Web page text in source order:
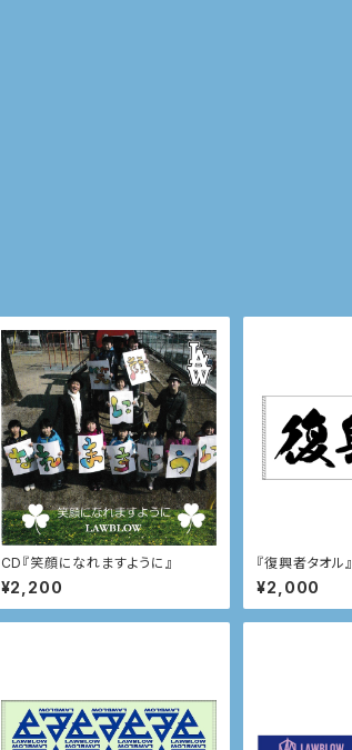
CD『笑顔になれますように』
¥2,200
『復興者タオル』
¥2,000